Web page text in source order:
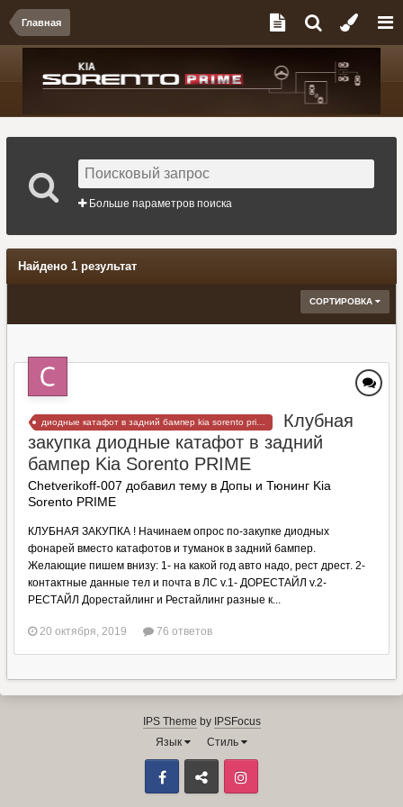
Главная
Больше параметров поиска
Найдено 1 результат
СОРТИРОВКА
Клубная
закупка диодные катафот в задний
бампер Kia Sorento PRIME
Chetverikoff-007 добавил тему в Допы и Тюнинг Kia
Sorento PRIME
КЛУБНАЯ ЗАКУПКА ! Начинаем опрос по-закупке диодных
фонарей вместо катафотов и туманок в задний бампер.
Желающие пишем внизу: 1- на какой год авто надо, рест дрест. 2-
контактные данные тел и почта в ЛС v.1- ДОРЕСТАЙЛ v.2-
РЕСТАЙЛ Дорестайлинг и Рестайлинг разные к...
20 октября, 2019 76 ответов
IPS Theme by IPSFocus
Язык
Стиль
Facebook ВКонтакте